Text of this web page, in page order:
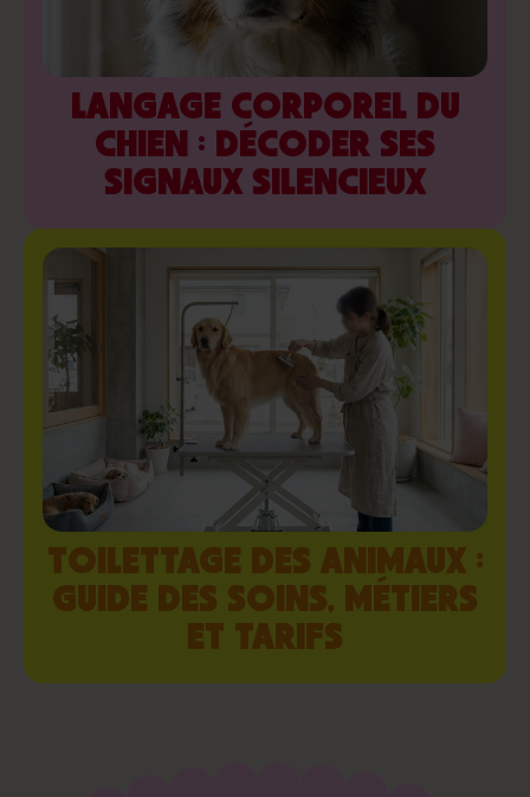
LANGAGE CORPOREL DU
CHIEN : DÉCODER SES
SIGNAUX SILENCIEUX
TOILETTAGE DES ANIMAUX :
GUIDE DES SOINS, MÉTIERS
ET TARIFS